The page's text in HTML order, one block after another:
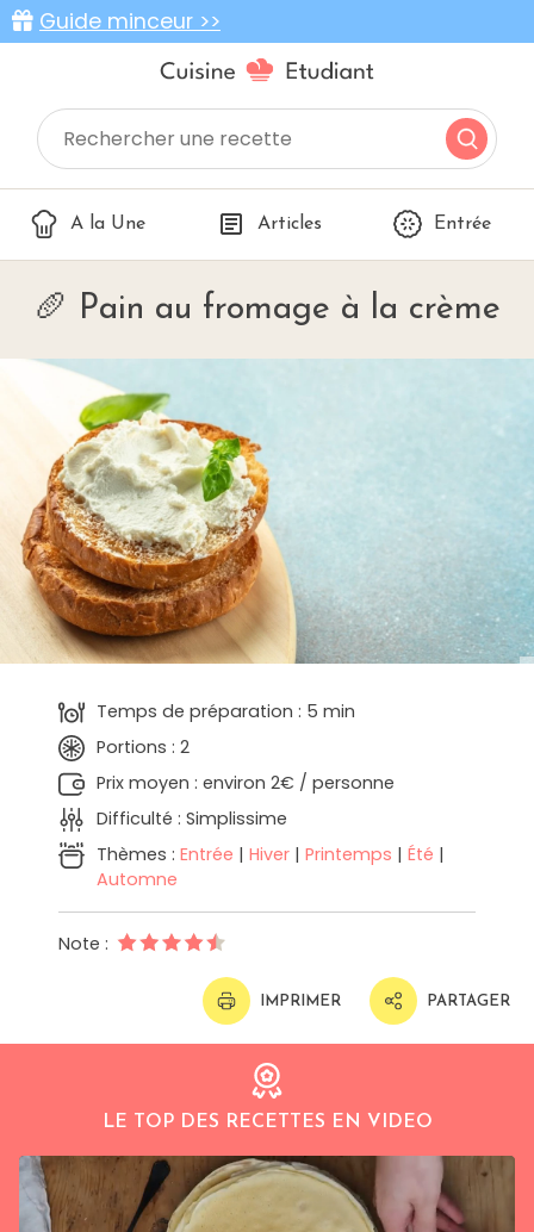
Guide minceur >>
A la Une Articles Entrée
🥖 Pain au fromage à la crème
Temps de préparation : 5 min
Portions : 2
Prix moyen : environ 2€ / personne
Difficulté : Simplissime
Thèmes : Entrée | Hiver | Printemps | Été |
Automne
Note :
IMPRIMER PARTAGER
LE TOP DES RECETTES EN VIDEO